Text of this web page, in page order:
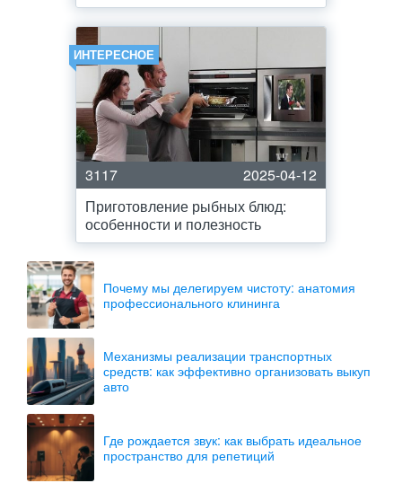
ИНТЕРЕСНОЕ
3117
2025-04-12
Приготовление рыбных блюд:
особенности и полезность
Почему мы делегируем чистоту: анатомия
профессионального клининга
Механизмы реализации транспортных
средств: как эффективно организовать выкуп
авто
Где рождается звук: как выбрать идеальное
пространство для репетиций